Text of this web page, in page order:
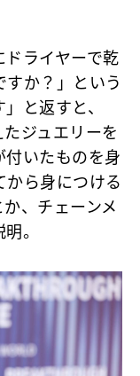
ライヤーで乾
か？」という
と返すと、
ジュエリーを
いたものを身
ら身につける
、チェーンメ
。